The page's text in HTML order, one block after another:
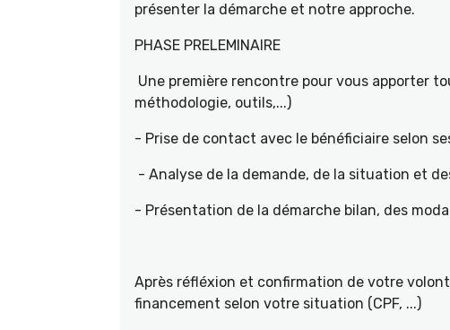
présenter la démarche et notre approche.
PHASE PRELEMINAIRE
Une première rencontre pour vous apporter
méthodologie, outils,...)
- Prise de contact avec le bénéficiaire selon
- Analyse de la demande, de la situation et
- Présentation de la démarche bilan, des
Après réfléxion et confirmation de votre
financement selon votre situation (CPF, ...)